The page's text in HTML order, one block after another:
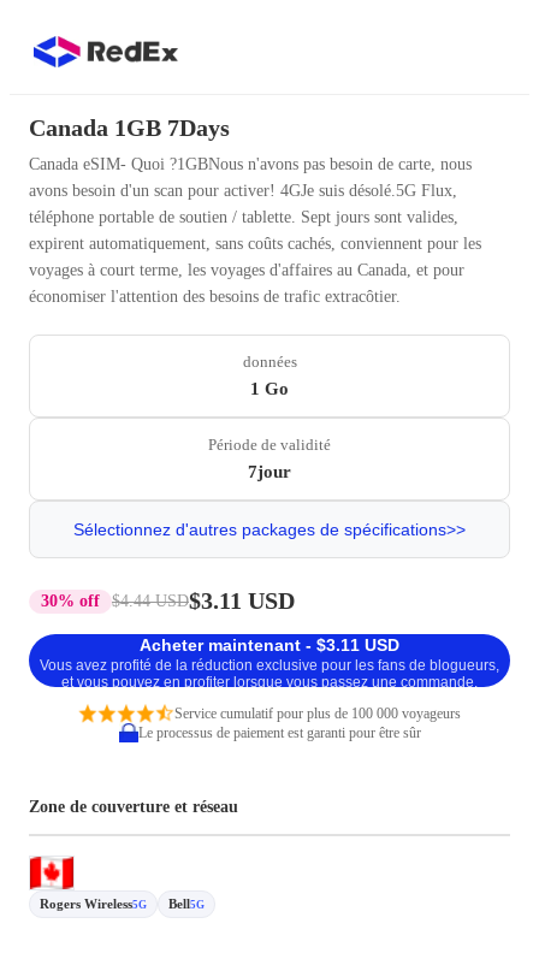
Canada 1GB 7Days
Canada eSIM- Quoi ?1GBNous n'avons pas besoin de carte, nous
avons besoin d'un scan pour activer! 4GJe suis désolé.5G Flux,
téléphone portable de soutien / tablette. Sept jours sont valides,
expirent automatiquement, sans coûts cachés, conviennent pour les
voyages à court terme, les voyages d'affaires au Canada, et pour
économiser l'attention des besoins de trafic extracôtier.
données
1 Go
Période de validité
7jour
Sélectionnez d'autres packages de spécifications>>
30% off $4.44 USD$3.11 USD
Acheter maintenant - $3.11 USD
Vous avez profité de la réduction exclusive pour les fans de blogueurs,
et vous pouvez en profiter lorsque vous passez une commande.
Service cumulatif pour plus de 100 000 voyageurs
Le processus de paiement est garanti pour être sûr
Zone de couverture et réseau
Rogers Wireless5G Bell5G